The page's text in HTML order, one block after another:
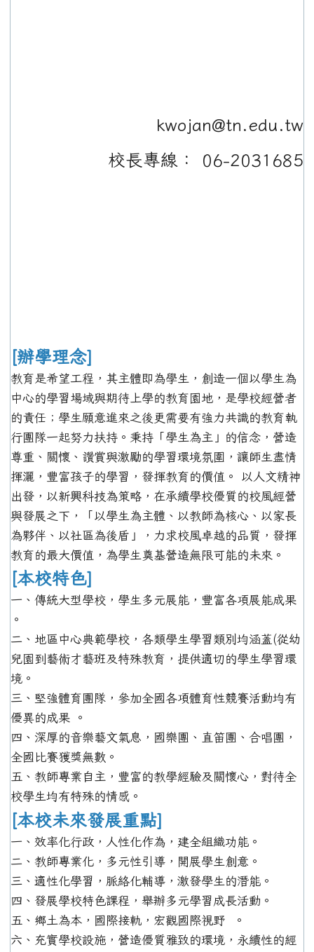
kwojan@tn.edu.tw
校長專線： 06-2031685
[辦學理念]
教育是希望工程，其主體即為學生，創造一個以學生為
中心的學習場域與期待上學的教育園地，是學校經營者
的責任；學生願意進來之後更需要有強力共識的教育執
行團隊一起努力扶持。秉持「學生為主」的信念，營造
尊重、關懷、讚賞與激勵的學習環境氛圍，讓師生盡情
揮灑，豐富孩子的學習，發揮教育的價值。 以人文精神
出發，以新興科技為策略，在承續學校優質的校風經營
與發展之下，「以學生為主體、以教師為核心、以家長
為夥伴、以社區為後盾」，力求校風卓越的品質，發揮
教育的最大價值，為學生奠基營造無限可能的未來。
[本校特色]
一、傳統大型學校，學生多元展能，豐富各項展能成果
。
二、地區中心典範學校，各類學生學習類別均涵蓋(從幼
兒園到藝術才藝班及特殊教育，提供適切的學生學習環
境。
三、堅強體育團隊，參加全國各項體育性競賽活動均有
優異的成果 。
四、深厚的音樂藝文氣息，國樂團、直笛團、合唱團，
全國比賽獲獎無數。
五、教師專業自主，豐富的教學經驗及關懷心，對待全
校學生均有特殊的情感。
[本校未來發展重點]
一、效率化行政，人性化作為，建全組織功能。
二、教師專業化，多元性引導，開展學生創意。
三、適性化學習，脈絡化輔導，激發學生的潛能。
四、發展學校特色課程，舉辦多元學習成長活動。
五、鄉土為本，國際接軌，宏觀國際視野 。
六、充實學校設施，營造優質雅致的環境，永續性的經